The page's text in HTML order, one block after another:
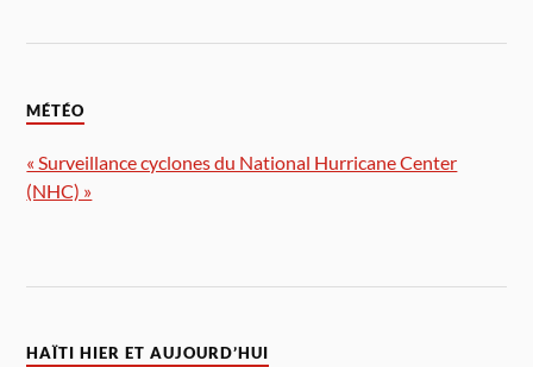
MÉTÉO
« Surveillance cyclones du National Hurricane Center
(NHC) »
HAÏTI HIER ET AUJOURD’HUI